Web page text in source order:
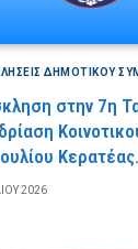
ΔΗΜΟΤΙΚΟΎ
στην 7η
Κερατέας.
2026